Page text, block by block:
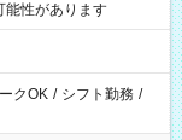
性があります
クOK / シフト勤務 /